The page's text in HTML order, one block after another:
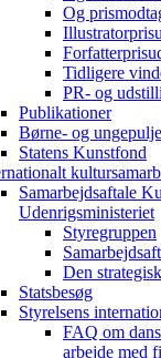
Og
Tidligere
PR- og
Publikationer
Børne- og
Statens Kunstfond
Samarbejdsaftale
Udenrigsministeriet
Styregruppen
Den
Statsbesøg
Styrelsens
FAQ om
arbejde med